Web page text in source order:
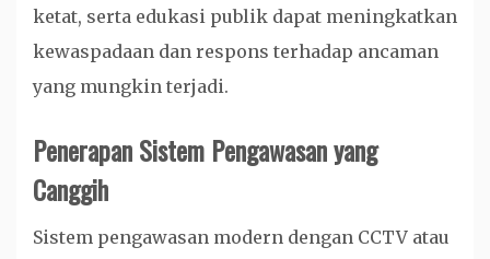
ketat, serta edukasi publik dapat meningkatkan
kewaspadaan dan respons terhadap ancaman
yang mungkin terjadi.
Penerapan Sistem Pengawasan yang
Canggih
Sistem pengawasan modern dengan CCTV atau